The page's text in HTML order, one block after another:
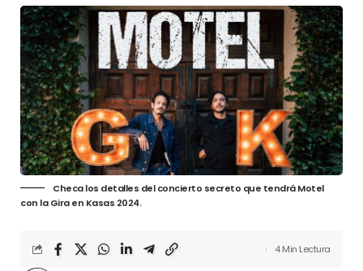
Checa los detalles del concierto secreto que tendrá Motel
con la Gira en Kasas 2024.
4 Min Lectura